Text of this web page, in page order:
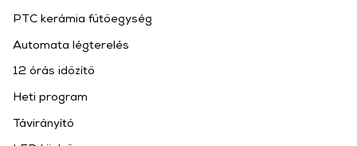
PTC kerámia fűtőegység
Automata légterelés
12 órás időzítő
Heti program
Távirányító